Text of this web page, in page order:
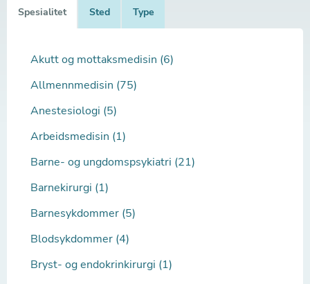
Spesialitet Sted Type
Akutt og mottaksmedisin (6)
Allmennmedisin (75)
Anestesiologi (5)
Arbeidsmedisin (1)
Barne- og ungdomspsykiatri (21)
Barnekirurgi (1)
Barnesykdommer (5)
Blodsykdommer (4)
Bryst- og endokrinkirurgi (1)